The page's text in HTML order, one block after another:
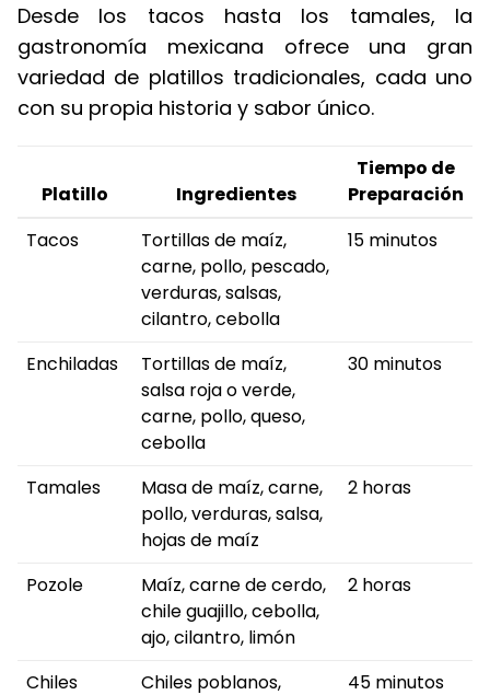
Desde los tacos hasta los tamales, la
gastronomía mexicana ofrece una gran
variedad de platillos tradicionales, cada uno
con su propia historia y sabor único.
Platillo Ingredientes
Tiempo de
Preparación
Tacos
Tortillas de maíz,
carne, pollo, pescado,
verduras, salsas,
cilantro, cebolla
15 minutos
Enchiladas
Tortillas de maíz,
salsa roja o verde,
carne, pollo, queso,
cebolla
30 minutos
Tamales
Masa de maíz, carne,
pollo, verduras, salsa,
hojas de maíz
2 horas
Pozole
Maíz, carne de cerdo,
chile guajillo, cebolla,
ajo, cilantro, limón
2 horas
Chiles Chiles poblanos, 45 minutos